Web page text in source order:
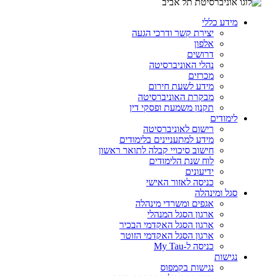
מידע כללי
יצירת קשר ודרכי הגעה
אלפון
דרושים
נהלי האוניברסיטה
מכרזים
מידע לשעת חירום
מבקרת האוניברסיטה
תקנון משמעת ופסקי דין
לימודים
רישום לאוניברסיטה
מידע למתעניינים בלימודים
חישוב סיכויי קבלה לתואר ראשון
לוח שנת הלימודים
ידיעונים
כניסה לאזור האישי
סגל ומינהלה
אגפים ומשרדי מינהלה
ארגון הסגל המנהלי
ארגון הסגל האקדמי הבכיר
ארגון הסגל האקדמי הזוטר
כניסה ל-My Tau
נגישות
נגישות בקמפוס